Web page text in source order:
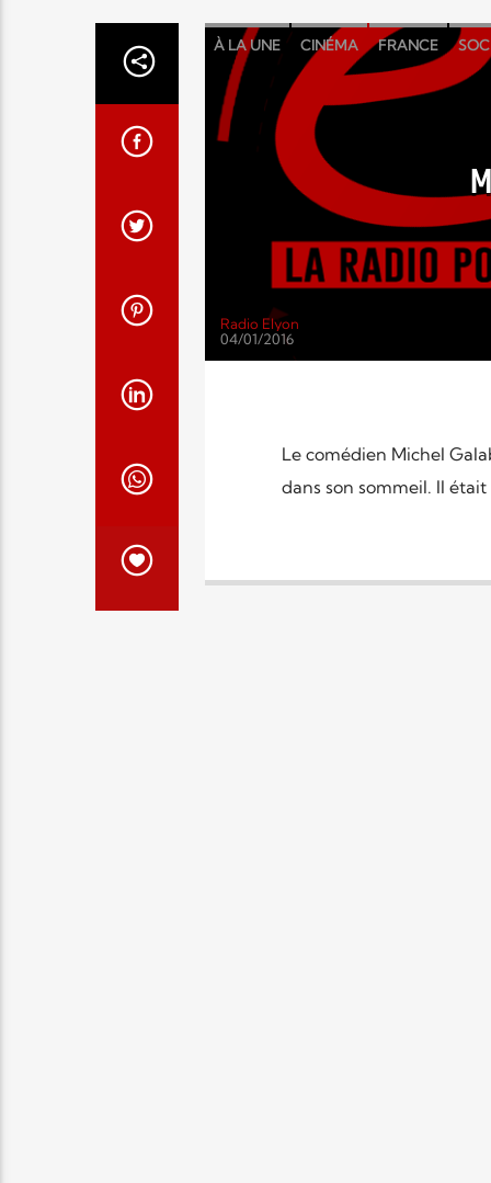
À LA UNE CINÉMA FRANCE
Radio Elyon
04/01/2016
Le comédien Michel
dans son sommeil. Il